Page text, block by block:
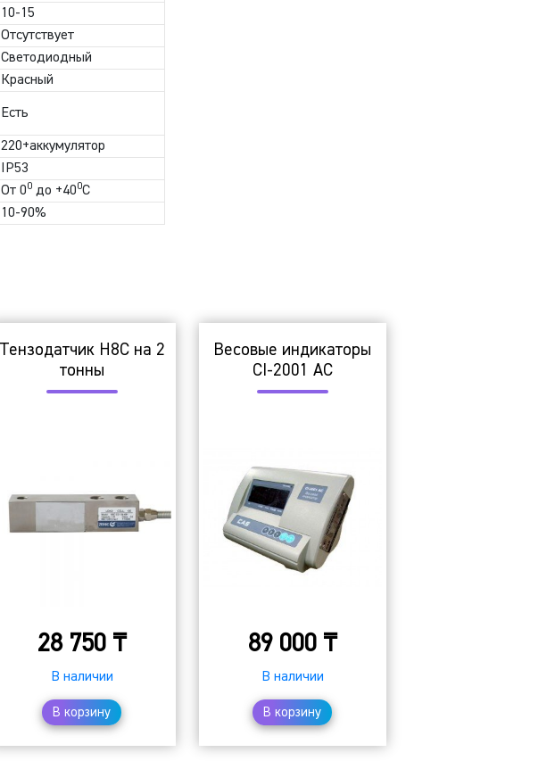
10-15
Отсутствует
Светодиодный
Красный
Есть
220+аккумулятор
IP53
От 00 до +400С
10-90%
Тензодатчик H8C на 2
тонны
28 750 ₸
В наличии
В корзину
Весовые индикаторы
СI-2001 AC
89 000 ₸
В наличии
В корзину